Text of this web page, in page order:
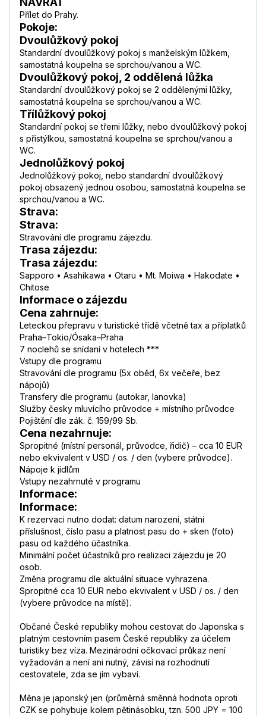
Přílet do Prahy.
Pokoje:
Dvoulůžkový pokoj
Standardní dvoulůžkový pokoj s manželským lůžkem,
samostatná koupelna se sprchou/vanou a WC.
Dvoulůžkový pokoj, 2 oddělená lůžka
Standardní dvoulůžkový pokoj se 2 oddělenými lůžky,
samostatná koupelna se sprchou/vanou a WC.
Třílůžkový pokoj
Standardní pokoj se třemi lůžky, nebo dvoulůžkový pokoj
s přistýlkou, samostatná koupelna se sprchou/vanou a
WC.
Jednolůžkový pokoj
Jednolůžkový pokoj, nebo standardní dvoulůžkový
pokoj obsazený jednou osobou, samostatná koupelna se
sprchou/vanou a WC.
Strava:
Strava:
Stravování dle programu zájezdu.
Trasa zájezdu:
Trasa zájezdu:
Sapporo • Asahikawa • Otaru • Mt. Moiwa • Hakodate •
Chitose
Informace o zájezdu
Cena zahrnuje:
Leteckou přepravu v turistické třídě včetně tax a příplatků
Praha–Tokio/Ósaka–Praha
7 noclehů se snídaní v hotelech ***
Vstupy dle programu
Stravování dle programu (5x oběd, 6x večeře, bez
nápojů)
Transfery dle programu (autokar, lanovka)
Služby česky mluvícího průvodce + místního průvodce
Pojištění dle zák. č. 159/99 Sb.
Cena nezahrnuje:
Spropitné (místní personál, průvodce, řidič) – cca 10 EUR
nebo ekvivalent v USD / os. / den (vybere průvodce).
Nápoje k jídlům
Vstupy nezahrnuté v programu
Informace:
Informace:
K rezervaci nutno dodat: datum narození, státní
příslušnost, číslo pasu a platnost pasu do + sken (foto)
pasu od každého účastníka.
Minimální počet účastníků pro realizaci zájezdu je 20
osob.
Změna programu dle aktuální situace vyhrazena.
Spropitné cca 10 EUR nebo ekvivalent v USD / os. / den
(vybere průvodce na místě).
Občané České republiky mohou cestovat do Japonska s
platným cestovním pasem České republiky za účelem
turistiky bez víza. Mezinárodní očkovací průkaz není
vyžadován a není ani nutný, závisí na rozhodnutí
cestovatele, zda se jím vybaví.
Měna je japonský jen (průměrná směnná hodnota oproti
CZK se pohybuje kolem pětinásobku, tzn. 500 JPY = 100